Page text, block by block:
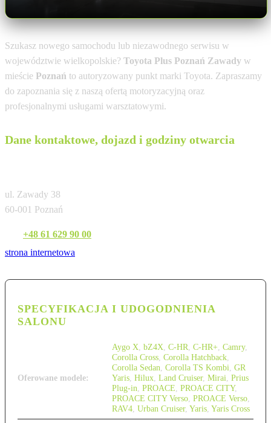
Szukasz nowego samochodu lub niezawodnego serwisu w
województwie wielkopolskie? Toyota Plus Poznań Zawady w
mieście Poznań to autoryzowany punkt marki Toyota. Zapraszamy
do zapoznania się z naszą ofertą motoryzacyjną oraz
profesjonalnymi usługami warsztatowymi.
Dane kontaktowe, dojazd i godziny otwarcia
ul. Zawady 38
60-001 Poznań
+48 61 629 90 00
strona internetowa
SPECYFIKACJA I UDOGODNIENIA
SALONU
Oferowane modele:
Aygo X bZ4X C-HR C-HR+ Camry,
Corolla Cross Corolla Hatchback
Corolla Sedan Corolla TS Kombi GR
Yaris Hilux Land Cruiser, Mirai Prius
Plug-in PROACE PROACE CITY,
PROACE CITY Verso PROACE Verso
RAV4 Urban Cruiser, Yaris Yaris Cross